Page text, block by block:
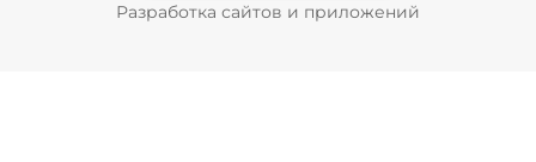
Разработка сайтов и приложений
Pyrobyte